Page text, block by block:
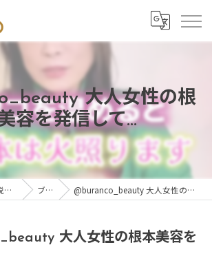
大人女性の根
容を発信して...
大阪府大阪市の脱毛ならbüranco ブログ @buranco_beauty 大人女性の根本美容を発信して...
大人女性の根本美容を